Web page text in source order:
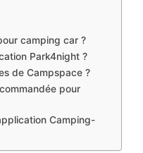
camping car ?
Park4night ?
de Campspace ?
pour
Camping-